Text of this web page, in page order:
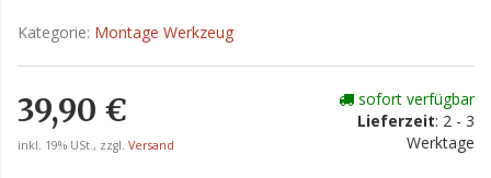
Kategorie: Montage Werkzeug
39,90 €
inkl. 19% USt., zzgl. Versand
sofort verfügbar
Lieferzeit: 2 - 3
Werktage